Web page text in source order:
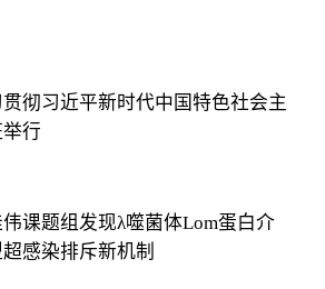
彻习近平新时代中国特色社会主
行
课题组发现λ噬菌体Lom蛋白介
感染排斥新机制